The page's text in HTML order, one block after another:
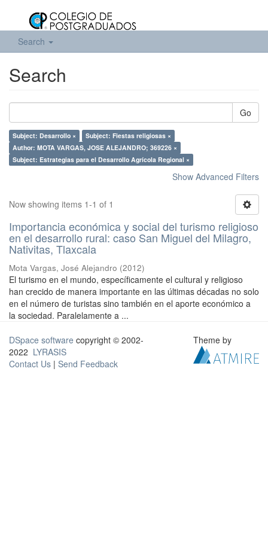
Search
Search
Go
Subject: Desarrollo ×
Subject: Fiestas religiosas ×
Author: MOTA VARGAS, JOSE ALEJANDRO; 369226 ×
Subject: Estrategias para el Desarrollo Agrícola Regional ×
Show Advanced Filters
Now showing items 1-1 of 1
Importancia económica y social del turismo religioso
en el desarrollo rural: caso San Miguel del Milagro,
Nativitas, Tlaxcala
Mota Vargas, José Alejandro (2012)
El turismo en el mundo, específicamente el cultural y religioso
han crecido de manera importante en las últimas décadas no solo
en el número de turistas sino también en el aporte económico a
la sociedad. Paralelamente a ...
DSpace software copyright © 2002-
2022 LYRASIS
Contact Us | Send Feedback
Theme by